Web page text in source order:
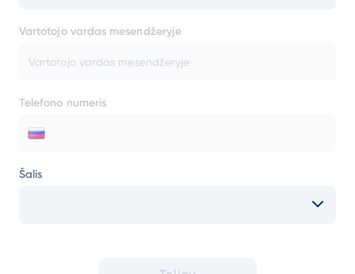
Vartotojo vardas mesendžeryje
Telefono numeris
Šalis